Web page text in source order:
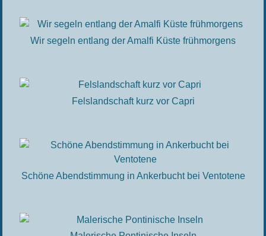
Wir segeln entlang der Amalfi Küste frühmorgens
Felslandschaft kurz vor Capri
Schöne Abendstimmung in Ankerbucht bei Ventotene